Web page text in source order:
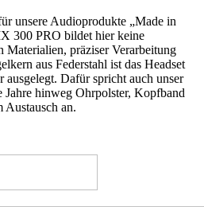
unsere Audioprodukte „Made in
300 PRO bildet hier keine
präziser Verarbeitung
aus Federstahl ist das Headset
ausgelegt. Dafür spricht auch unser
Jahre hinweg Ohrpolster, Kopfband
Austausch an.